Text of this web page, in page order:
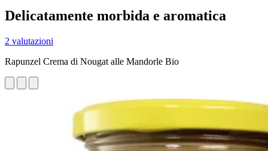
Delicatamente morbida e aromatica
2 valutazioni
Rapunzel Crema di Nougat alle Mandorle Bio